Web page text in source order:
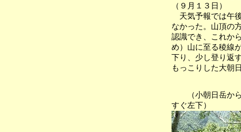
（９月１３日）
天気予報では午
なかった。山頂の
認識でき、これか
め）山に至る稜線
下り、少し登り返
もっこりした大朝
（小朝日岳か
すぐ左下）